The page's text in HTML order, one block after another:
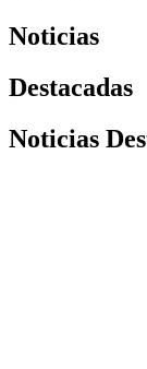
Noticias
Destacadas
Noticias